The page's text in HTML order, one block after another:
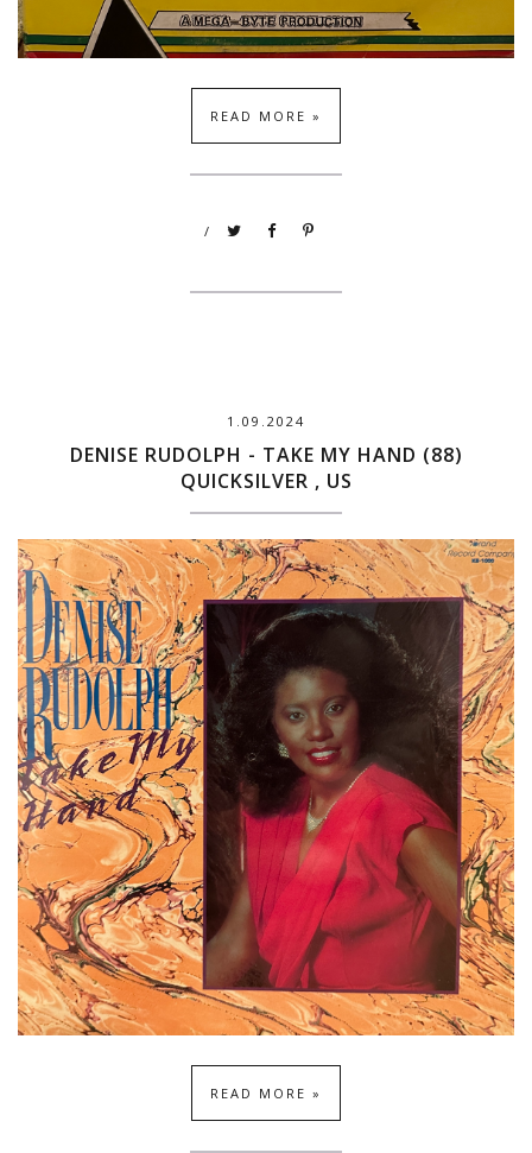
READ MORE »
/
1.09.2024
DENISE RUDOLPH - TAKE MY HAND (88)
QUICKSILVER , US
READ MORE »